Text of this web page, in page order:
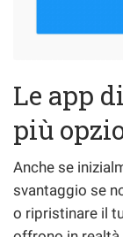
Le app
più
Anche se
svantaggio se
o ripristinare il